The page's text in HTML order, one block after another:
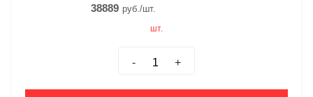
38889 руб./шт.
шт.
- +